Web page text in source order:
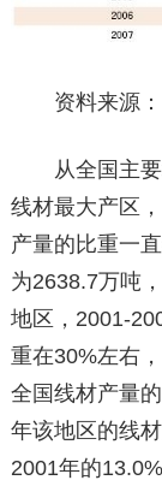
资料来源：
从全国主要
线材最大产区
产量的比重一
为2638.7万吨
地区，2001-
重在30%左右
全国线材产量
年该地区的线
2001年的